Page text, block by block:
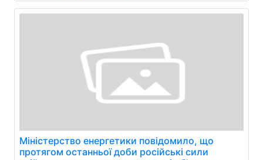
Міністерство енергетики повідомило, що
протягом останньої доби російські сили